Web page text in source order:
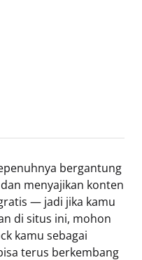
bergantung
menyajikan konten
— jadi jika kamu
di situs ini, mohon
kamu sebagai
terus berkembang